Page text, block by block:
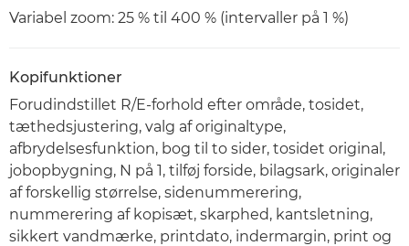
Variabel zoom: 25 % til 400 % (intervaller på 1 %)
Kopifunktioner
Forudindstillet R/E-forhold efter område, tosidet,
tæthedsjustering, valg af originaltype,
afbrydelsesfunktion, bog til to sider, tosidet original,
jobopbygning, N på 1, tilføj forside, bilagsark, originaler
af forskellig størrelse, sidenummerering,
nummerering af kopisæt, skarphed, kantsletning,
sikkert vandmærke, printdato, indermargin, print og